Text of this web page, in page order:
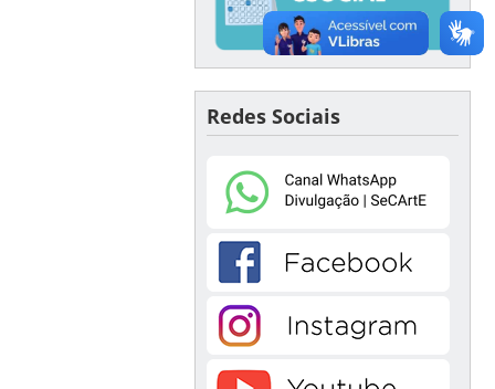
Redes Sociais